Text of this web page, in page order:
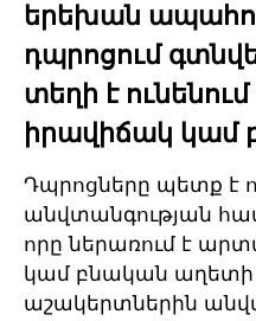
երեխան
դպրոցում
տեղի է
իրավիճակ կամ
Դպրոցները պետք է
անվտանգության
որը ներառում է
կամ բնական
աշակերտներին